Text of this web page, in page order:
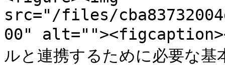
src="/files/
00"
ルと連携するために必要な